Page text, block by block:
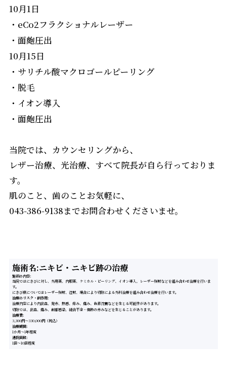
10月1日
・eCo2フラクショナルレーザー
・面皰圧出
10月15日
・サリチル酸マクロゴールピーリング
・脱毛
・イオン導入
・面皰圧出
当院では、カウンセリングから、
レザー治療、光治療、すべて院長が自ら行っておりま
す。
肌のこと、歯のことお気軽に、
043-386-9138までお問合わせくださいませ。
施術名:ニキビ・ニキビ跡の治療
施術の内容
当院ではにきびに対し、外用薬、内服薬、ケミカル・ピーリング、イオン導入、レーザー照射などを組み合わせ治療を行いま
す。
にきび痕についてはレーザー照射、注射、場合により切除による外科治療を組み合わせ治療を行います。
治療のリスク・副作用
治療内容により内出血、発赤、熱感、痒み、痛み、色素沈着などを生じる可能性があります。
切除では、出血、痛み、創部感染、縫合不全・傷跡の赤みなどを生じることがあります。
治療費
3,300円～330,000円（税込）
治療期間
1か月～1年程度
通院回数
1回～10回程度